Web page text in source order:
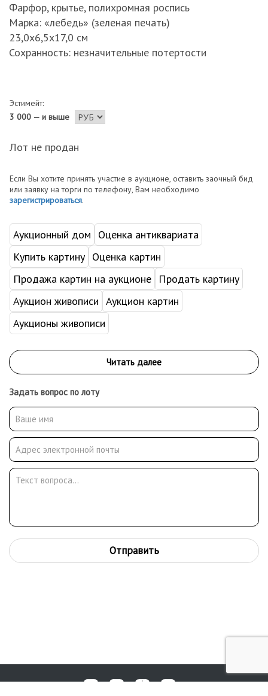
Фарфор, крытье, полихромная роспись
Марка: «лебедь» (зеленая печать)
23,0х6,5х17,0 см
Сохранность: незначительные потертости
Эстимейт:
3 000 — и выше
Лот не продан
Если Вы хотите принять участие в аукционе, оставить заочный бид
или заявку на торги по телефону, Вам необходимо
зарегистрироваться.
Аукционный дом
Оценка антиквариата
Купить картину Оценка картин
Продажа картин на аукционе
Продать картину
Аукцион живописи Аукцион картин
Аукционы живописи
Задать вопрос по лоту
Отправить